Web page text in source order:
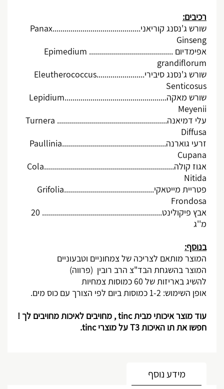
רכיבים:
שורש ג'נסנג קוריאני............................................Panax
Ginseng
אפימדיום .......................................... Epimedium
grandiflorum
שורש ג'נסנג סיבירי........................Eleutherococcus
Senticosus
שורש מאקה...................................................Lepidium
Meyenii
עלי דמיאנה....................................................... Turnera
Diffusa
זרעי גוארנה....................................................Paullinia
Cupana
אגוז קולה.................................................................Cola
Nitida
פטריית מייטאקי.............................................Grifolia
Frondosa
אבץ פיקולינט............................................................ 20
מ''ג
בנוסף:
המוצר מותאם לצריכה של צמחוניים וטבעוניים
המוצר בהשגחת הבד"צ הרב רובין (פרווה)
להשיג באריזות של 60 כמוסות צמחיות
אופן השימוש: 1-2 כמוסות ביום לפי הצורך עם כוס מים.
עוד מוצר איכותי מביתtinc, מחויבים לאיכות מחויבים לך !
חפשו את תו האיכות 3 Tעל מוצריtinc
.
מידע נוסף